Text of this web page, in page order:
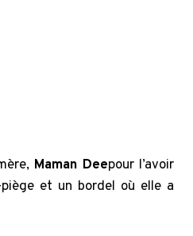
Maman Deepour l’avoir
et un bordel où elle a